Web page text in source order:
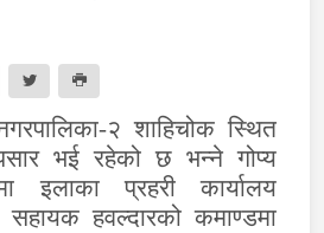
२ शाहिचोक स्थित
भई रहेको छ भन्ने गोप्य
इलाका प्रहरी कार्यालय
सहायक हवल्दारको कमाण्डमा